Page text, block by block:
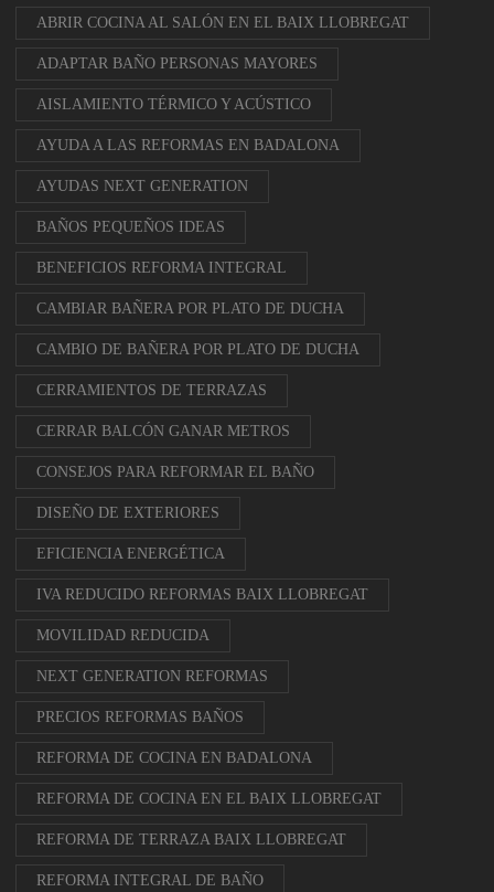
ABRIR COCINA AL SALÓN EN EL BAIX LLOBREGAT
ADAPTAR BAÑO PERSONAS MAYORES
AISLAMIENTO TÉRMICO Y ACÚSTICO
AYUDA A LAS REFORMAS EN BADALONA
AYUDAS NEXT GENERATION
BAÑOS PEQUEÑOS IDEAS
BENEFICIOS REFORMA INTEGRAL
CAMBIAR BAÑERA POR PLATO DE DUCHA
CAMBIO DE BAÑERA POR PLATO DE DUCHA
CERRAMIENTOS DE TERRAZAS
CERRAR BALCÓN GANAR METROS
CONSEJOS PARA REFORMAR EL BAÑO
DISEÑO DE EXTERIORES
EFICIENCIA ENERGÉTICA
IVA REDUCIDO REFORMAS BAIX LLOBREGAT
MOVILIDAD REDUCIDA
NEXT GENERATION REFORMAS
PRECIOS REFORMAS BAÑOS
REFORMA DE COCINA EN BADALONA
REFORMA DE COCINA EN EL BAIX LLOBREGAT
REFORMA DE TERRAZA BAIX LLOBREGAT
REFORMA INTEGRAL DE BAÑO